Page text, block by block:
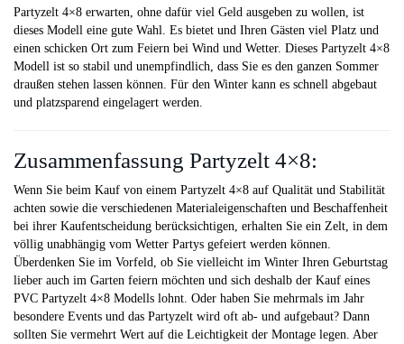
Partyzelt 4×8 erwarten, ohne dafür viel Geld ausgeben zu wollen, ist
dieses Modell eine gute Wahl. Es bietet und Ihren Gästen viel Platz und
einen schicken Ort zum Feiern bei Wind und Wetter. Dieses Partyzelt 4×8
Modell ist so stabil und unempfindlich, dass Sie es den ganzen Sommer
draußen stehen lassen können. Für den Winter kann es schnell abgebaut
und platzsparend eingelagert werden.
Zusammenfassung Partyzelt 4×8:
Wenn Sie beim Kauf von einem Partyzelt 4×8 auf Qualität und Stabilität
achten sowie die verschiedenen Materialeigenschaften und Beschaffenheit
bei ihrer Kaufentscheidung berücksichtigen, erhalten Sie ein Zelt, in dem
völlig unabhängig vom Wetter Partys gefeiert werden können.
Überdenken Sie im Vorfeld, ob Sie vielleicht im Winter Ihren Geburtstag
lieber auch im Garten feiern möchten und sich deshalb der Kauf eines
PVC Partyzelt 4×8 Modells lohnt. Oder haben Sie mehrmals im Jahr
besondere Events und das Partyzelt wird oft ab- und aufgebaut? Dann
sollten Sie vermehrt Wert auf die Leichtigkeit der Montage legen. Aber